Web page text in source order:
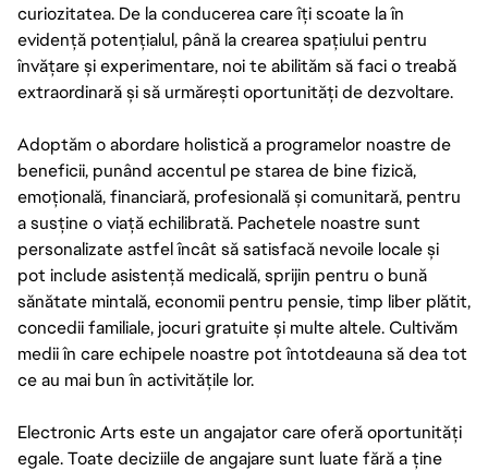
curiozitatea. De la conducerea care îți scoate la în
evidență potențialul, până la crearea spațiului pentru
învățare și experimentare, noi te abilităm să faci o treabă
extraordinară și să urmărești oportunități de dezvoltare.
Adoptăm o abordare holistică a programelor noastre de
beneficii, punând accentul pe starea de bine fizică,
emoțională, financiară, profesională și comunitară, pentru
a susține o viață echilibrată. Pachetele noastre sunt
personalizate astfel încât să satisfacă nevoile locale și
pot include asistență medicală, sprijin pentru o bună
sănătate mintală, economii pentru pensie, timp liber plătit,
concedii familiale, jocuri gratuite și multe altele. Cultivăm
medii în care echipele noastre pot întotdeauna să dea tot
ce au mai bun în activitățile lor.
Electronic Arts este un angajator care oferă oportunități
egale. Toate deciziile de angajare sunt luate fără a ține